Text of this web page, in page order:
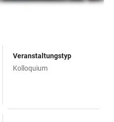
Veranstaltungstyp
Kolloquium